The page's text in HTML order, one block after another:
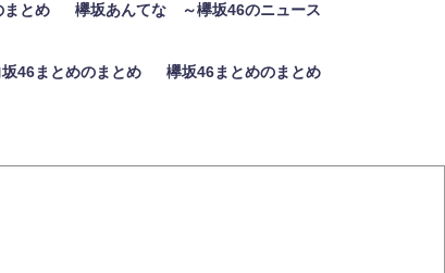
まとめ 欅坂あんてな ～欅坂46のニュース
坂46まとめのまとめ 欅坂46まとめのまとめ